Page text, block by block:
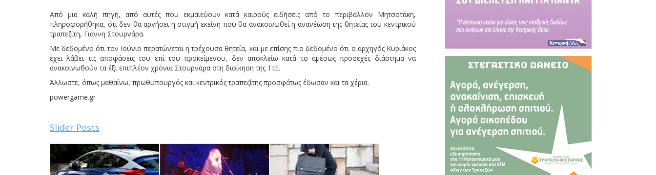
Από μια καλή πηγή, από αυτές που εκμαιεύουν κατά καιρούς ειδήσεις από το περιβάλλον Μητσοτάκη,
πληροφορήθηκα, ότι δεν θα αργήσει η στιγμή εκείνη που θα ανακοινωθεί η ανανέωση της θητείας του κεντρικού
τραπεζίτη, Γιάννη Στουρνάρα.
Με δεδομένο ότι τον Ιούνιο περατώνεται η τρέχουσα θητεία, και με επίσης πιο δεδομένο ότι ο αρχηγός Κυριάκος
έχει λάβει τις αποφάσεις του επί του προκείμενου, δεν αποκλείω κατά το αμέσως προσεχές διάστημα να
ανακοινωθούν τα έξι επιπλέον χρόνια Στουρνάρα στη διοίκηση της ΤτΕ.
Άλλωστε, όπως μαθαίνω, πρωθυπουργός και κεντρικός τραπεζίτης προσφάτως έδωσαν και τα χέρια.
powergame.gr
Slider Posts